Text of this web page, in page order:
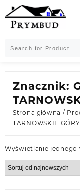
Skip
to
content
Znacznik:
Strona główna /
TARNOWSKIE
Wyświetlanie jednego